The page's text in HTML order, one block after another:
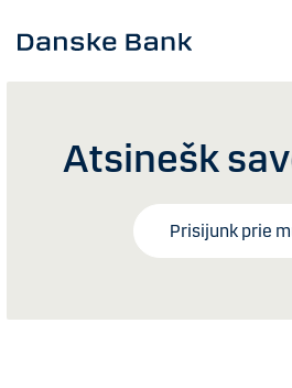
Atsinešk
Prisijunk prie